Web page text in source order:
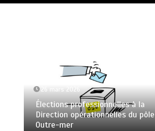
26 mars 2026
Élections professionnelles à la
Direction opérationnelles du pôle
Outre-mer